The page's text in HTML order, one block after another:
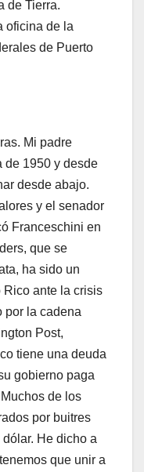
de Tierra.
oficina de la
de Puerto
Mi padre
de 1950 y desde
desde abajo.
y el senador
Franceschini en
que se
ha sido un
Rico ante la crisis
por la cadena
Post,
tiene una deuda
gobierno paga
de los
por buitres
He dicho a
que unir a